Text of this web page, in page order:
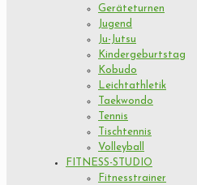
Geräteturnen
Jugend
Ju-Jutsu
Kindergeburtstag
Kobudo
Leichtathletik
Taekwondo
Tennis
Tischtennis
Volleyball
FITNESS-STUDIO
Fitnesstrainer